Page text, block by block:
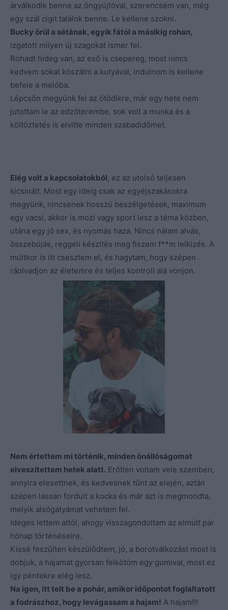
árválkodik benne az öngyújtóval, szerencsém van, még
egy szál cigit találok benne. Le kellene szokni.
Bucky örül a sétának, egyik fától a másikig rohan,
izgatott milyen új szagokat ismer fel.
Rohadt hideg van, az eső is csepereg, most nincs
kedvem sokat kószálni a kutyával, indulnom is kellene
befele a melóba.
Lépcsőn megyünk fel az ötödikre, már egy hete nem
jutottam le az edzőterembe, sok volt a munka és a
költöztetés is elvitte minden szabadidőmet.
Elég volt a kapcsolatokból, ez az utolsó teljesen
kicsinált. Most egy ideig csak az egyéjszakásokra
megyünk, nincsenek hosszú beszélgetések, maximum
egy vacsi, akkor is mozi vagy sport lesz a téma közben,
utána egy jó sex, és nyomás haza. Nincs nálam alvás,
összebújás, reggeli készítés meg fiszem f**m lelkizés. A
múltkor is itt csesztem el, és hagytam, hogy szépen
ráolvadjon az életemre és teljes kontroll alá vonjon.
Nem értettem mi történik, minden önállóságomat
elveszítettem hetek alatt. Erőtlen voltam vele szemben,
annyira elesettnek, és kedvesnek tűnt az elején, aztán
szépen lassan fordult a kocka és már azt is megmondta,
melyik alsógatyámat vehetem fel.
Ideges lettem attól, ahogy visszagondoltam az elmúlt pár
hónap történéseire.
Kissé feszülten készülődtem, jó, a borotválkozást most is
dobjuk, a hajamat gyorsan felkötöm egy gumival, most ez
így péntekre elég lesz.
Na igen, itt telt be a pohár, amikor időpontot foglaltatott
a fodrászhoz, hogy levágassam a hajam! A hajam!!!